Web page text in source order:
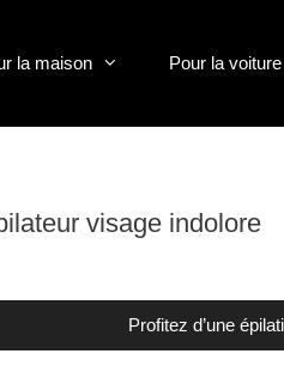
la maison Pour la voiture
visage indolore
Profitez d’une